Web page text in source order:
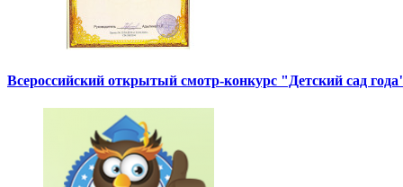
Всероссийский открытый смотр-конкурс "Детский сад